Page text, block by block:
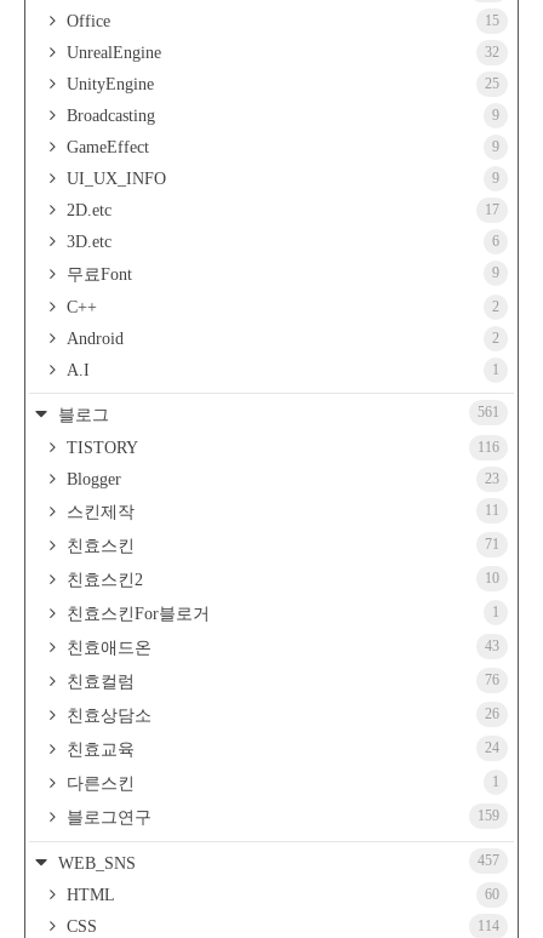
Office 15
UnrealEngine 32
UnityEngine 25
Broadcasting 9
GameEffect 9
UI_UX_INFO 9
2D.etc 17
3D.etc 6
무료Font 9
C++ 2
Android 2
A.I 1
블로그 561
TISTORY 116
Blogger 23
스킨제작 11
친효스킨 71
친효스킨2 10
친효스킨For블로거 1
친효애드온 43
친효컬럼 76
친효상담소 26
친효교육 24
다른스킨 1
블로그연구 159
WEB_SNS 457
HTML 60
CSS 114